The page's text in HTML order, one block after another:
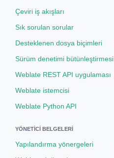
Çeviri iş akışları
Sık sorulan sorular
Desteklenen dosya biçimleri
Sürüm denetimi bütünleştirmesi
Weblate REST API uygulaması
Weblate istemcisi
Weblate Python API
YÖNETICI BELGELERI
Yapılandırma yönergeleri